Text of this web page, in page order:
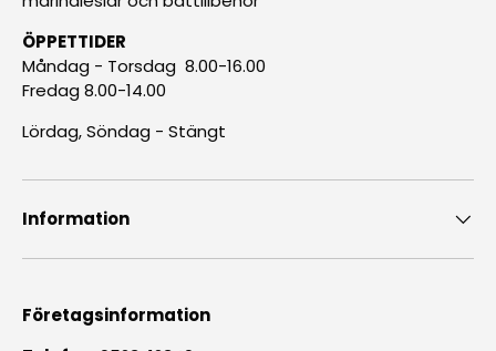
ÖPPETTIDER
Måndag - Torsdag 8.00-16.00
Fredag 8.00-14.00
Lördag, Söndag - Stängt
Information
Företagsinformation